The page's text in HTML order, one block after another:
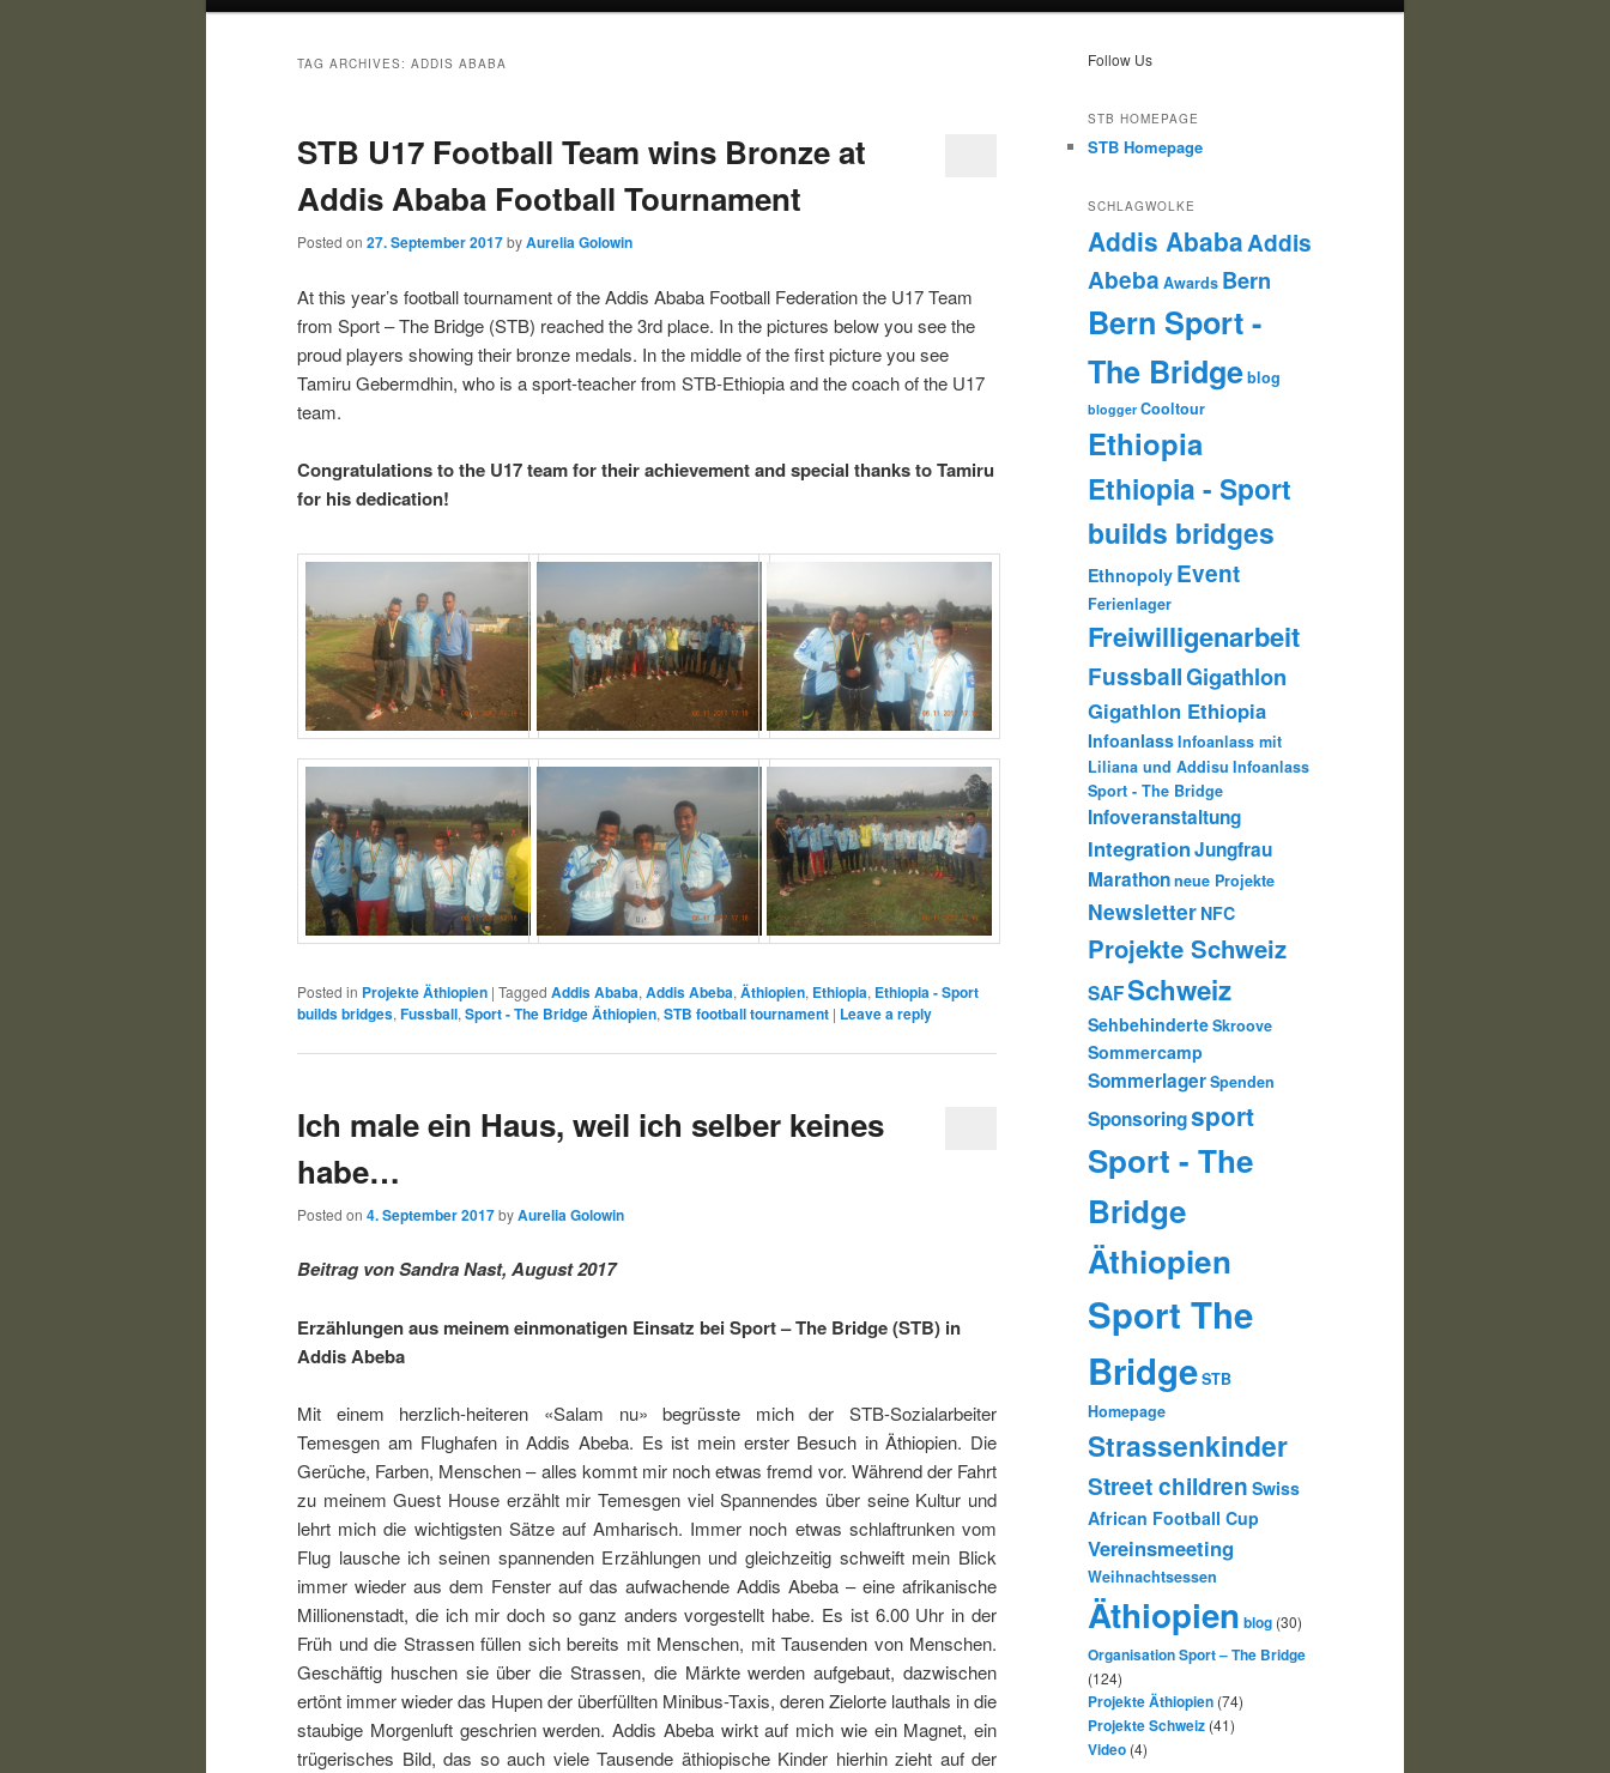
TAG ARCHIVES: ADDIS ABABA
STB U17 Football Team wins Bronze at
Addis Ababa Football Tournament
Posted on 27. September 2017byAurelia Golowin
At this year’s football tournament of the Addis Ababa Football Federation the U17 Team
from Sport – The Bridge (STB) reached the 3rd place. In the pictures below you see the
proud players showing their bronze medals. In the middle of the first picture you see
Tamiru Gebermdhin, who is a sport-teacher from STB-Ethiopia and the coach of the U17
team.
Congratulations to the U17 team for their achievement and special thanks to Tamiru
for his dedication!
Posted in Projekte Äthiopien | Tagged Addis Ababa, Addis Abeba, Äthiopien, Ethiopia, Ethiopia - Sport
builds bridges, Fussball, Sport - The Bridge Äthiopien, STB football tournament | Leave a reply
Ich male ein Haus, weil ich selber keines
habe…
Posted on 4. September 2017byAurelia Golowin
Beitrag von Sandra Nast, August 2017
Erzählungen aus meinem einmonatigen Einsatz bei Sport – The Bridge (STB) in
Addis Abeba
Mit einem herzlich-heiteren «Salam nu» begrüsste mich der STB-Sozialarbeiter
Temesgen am Flughafen in Addis Abeba. Es ist mein erster Besuch in Äthiopien. Die
Gerüche, Farben, Menschen – alles kommt mir noch etwas fremd vor. Während der Fahrt
zu meinem Guest House erzählt mir Temesgen viel Spannendes über seine Kultur und
lehrt mich die wichtigsten Sätze auf Amharisch. Immer noch etwas schlaftrunken vom
Flug lausche ich seinen spannenden Erzählungen und gleichzeitig schweift mein Blick
immer wieder aus dem Fenster auf das aufwachende Addis Abeba – eine afrikanische
Millionenstadt, die ich mir doch so ganz anders vorgestellt habe. Es ist 6.00 Uhr in der
Früh und die Strassen füllen sich bereits mit Menschen, mit Tausenden von Menschen.
Geschäftig huschen sie über die Strassen, die Märkte werden aufgebaut, dazwischen
ertönt immer wieder das Hupen der überfüllten Minibus-Taxis, deren Zielorte lauthals in die
staubige Morgenluft geschrien werden. Addis Abeba wirkt auf mich wie ein Magnet, ein
trügerisches Bild, das so auch viele Tausende äthiopische Kinder hierhin zieht auf der
Follow Us
STB HOMEPAGE
STB Homepage
SCHLAGWOLKE
Addis AbabaAddis
Abeba Awards Bern
Bern Sport -
The Bridgeblog
blogger Cooltour
Ethiopia
Ethiopia - Sport
builds bridges
Ethnopoly Event
Ferienlager
Freiwilligenarbeit
FussballGigathlon
Gigathlon Ethiopia
InfoanlassInfoanlass mit
Liliana und Addisu Infoanlass
Sport - The Bridge
Infoveranstaltung
IntegrationJungfrau
Marathonneue Projekte
Newsletter NFC
Projekte Schweiz
SAFSchweiz
SehbehinderteSkroove
Sommercamp
SommerlagerSpenden
Sponsoringsport
Sport - The
Bridge
Äthiopien
Sport The
BridgeSTB
Homepage
Strassenkinder
Street children Swiss
African Football Cup
Vereinsmeeting
Weihnachtsessen
Äthiopien blog (30)
Organisation Sport – The Bridge
(124)
Projekte Äthiopien (74)
Projekte Schweiz (41)
Video (4)